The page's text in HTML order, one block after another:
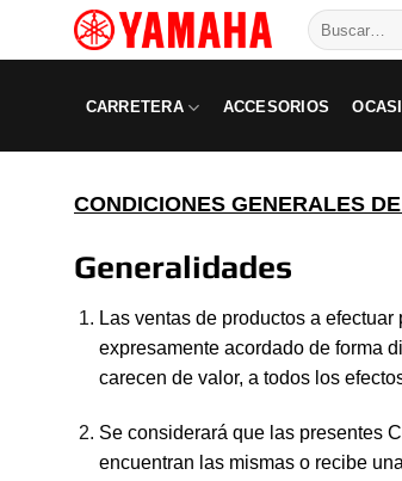
Buscar
por:
CARRETERA ACCESORIOS
CONDICIONES GENERALES
Generalidades
Las ventas de productos a efectuar
expresamente acordado de forma
carecen de valor, a todos los
Se considerará que las presentes
encuentran las mismas o recibe